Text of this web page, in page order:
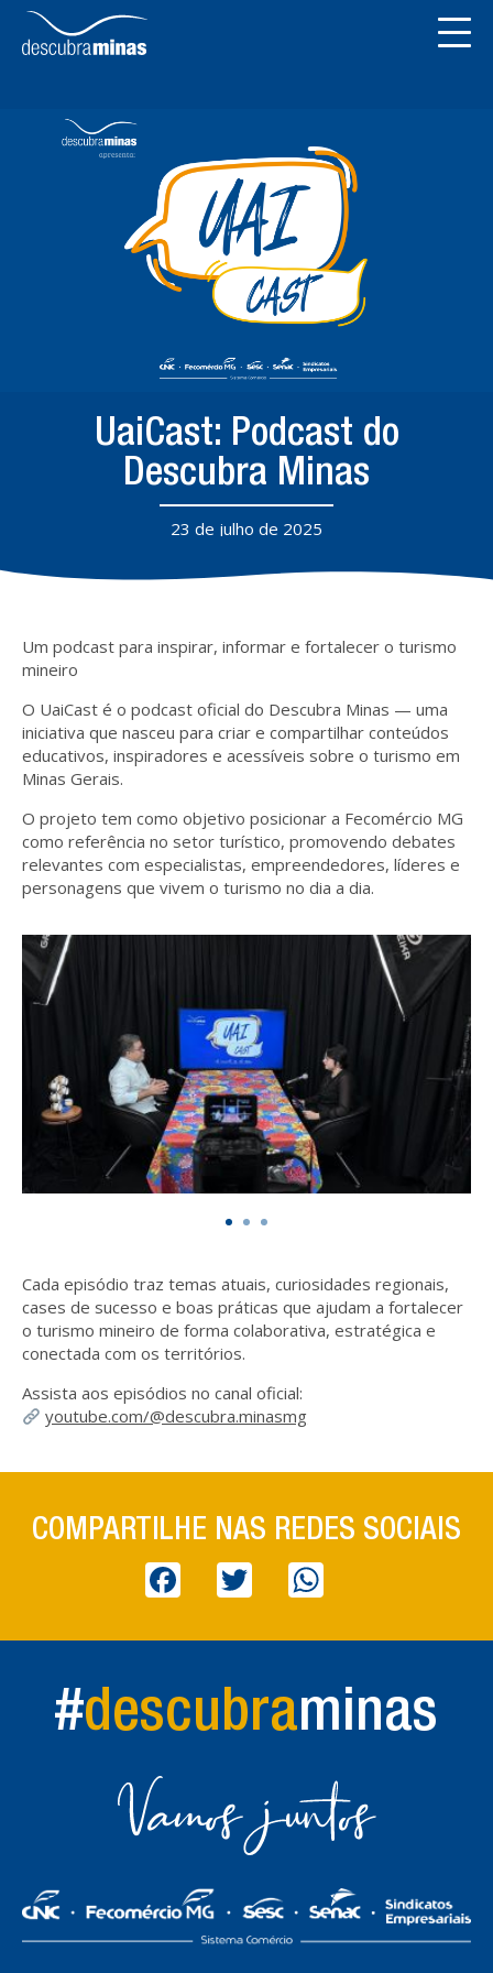
UaiCast: Podcast do
Descubra Minas
23 de julho de 2025
Um podcast para inspirar, informar e fortalecer o turismo
mineiro
O UaiCast é o podcast oficial do Descubra Minas — uma
iniciativa que nasceu para criar e compartilhar conteúdos
educativos, inspiradores e acessíveis sobre o turismo em
Minas Gerais.
O projeto tem como objetivo posicionar a Fecomércio MG
como referência no setor turístico, promovendo debates
relevantes com especialistas, empreendedores, líderes e
personagens que vivem o turismo no dia a dia.
Cada episódio traz temas atuais, curiosidades regionais,
cases de sucesso e boas práticas que ajudam a fortalecer
o turismo mineiro de forma colaborativa, estratégica e
conectada com os territórios.
Assista aos episódios no canal oficial:
youtube.com/@descubra.minasmg
COMPARTILHE NAS REDES SOCIAIS
#descubraminas